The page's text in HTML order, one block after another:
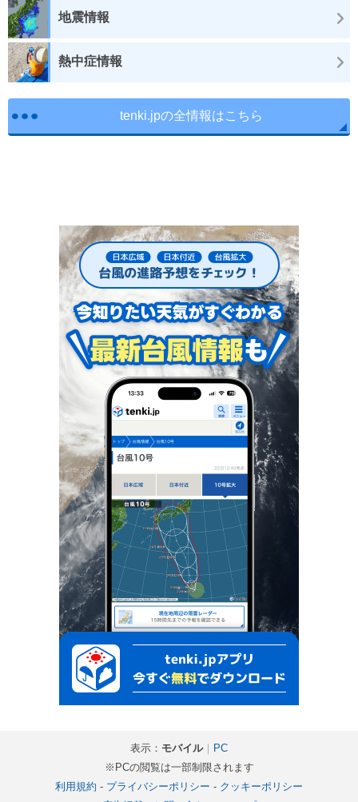
地震情報
熱中症情報
tenki.jpの全情報はこちら
表示： モバイル｜
PC
※PCの閲覧は一部制限されます
利用規約 - プライバシーポリシー - クッキーポリシー